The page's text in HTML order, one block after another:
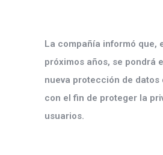
La compañía informó que,
próximos años, se pondrá
nueva protección de datos
con el fin de proteger la
usuarios.